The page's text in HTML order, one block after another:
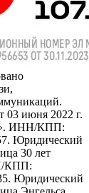
июня 2022 г.
ИНН/КПП:
Юридический
30 лет
КПП:
Юридический